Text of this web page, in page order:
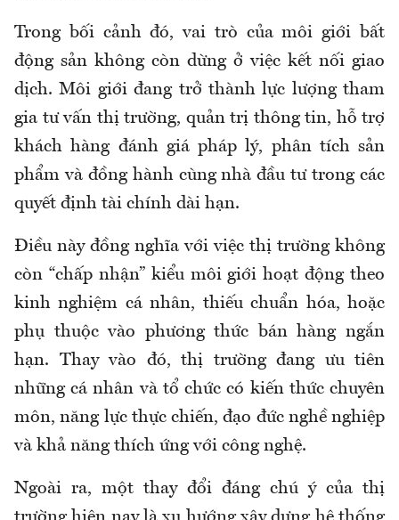
Trong bối cảnh đó, vai trò của môi giới bất
động sản không còn dừng ở việc kết nối giao
dịch. Môi giới đang trở thành lực lượng tham
gia tư vấn thị trường, quản trị thông tin, hỗ trợ
khách hàng đánh giá pháp lý, phân tích sản
phẩm và đồng hành cùng nhà đầu tư trong các
quyết định tài chính dài hạn.
Điều này đồng nghĩa với việc thị trường không
còn “chấp nhận” kiểu môi giới hoạt động theo
kinh nghiệm cá nhân, thiếu chuẩn hóa, hoặc
phụ thuộc vào phương thức bán hàng ngắn
hạn. Thay vào đó, thị trường đang ưu tiên
những cá nhân và tổ chức có kiến thức chuyên
môn, năng lực thực chiến, đạo đức nghề nghiệp
và khả năng thích ứng với công nghệ.
Ngoài ra, một thay đổi đáng chú ý của thị